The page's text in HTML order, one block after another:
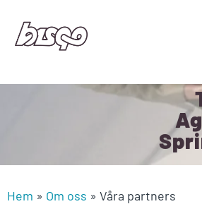
Hem » Om oss » Våra partners